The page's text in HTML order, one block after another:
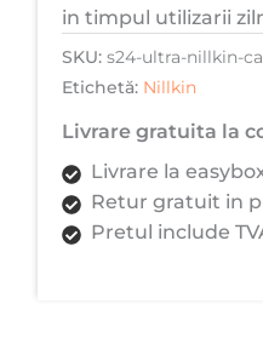
in timpul utilizarii
SKU: s24-ultra-nillkin-
Etichetă: Nillkin
Livrare gratuita la
Livrare la
Retur gratuit in
Pretul include